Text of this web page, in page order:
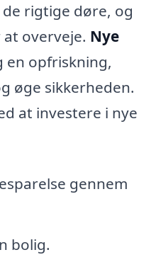
rigtige døre, og
overveje. Nye
en opfriskning,
øge sikkerheden.
at investere i nye
gennem
bolig.